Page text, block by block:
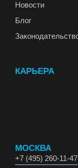
Новости
Блог
КАРЬЕРА
МОСКВА
+7 (495) 260-11-47